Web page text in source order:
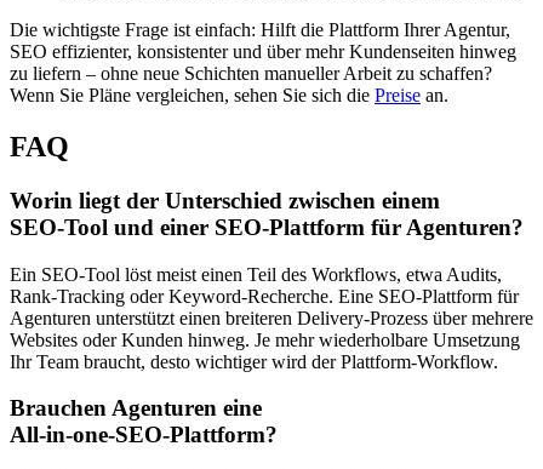
Die wichtigste Frage ist einfach: Hilft die Plattform Ihrer Agentur,
SEO effizienter, konsistenter und über mehr Kundenseiten hinweg
zu liefern – ohne neue Schichten manueller Arbeit zu schaffen?
Wenn Sie Pläne vergleichen, sehen Sie sich die Preise an.
FAQ
Worin liegt der Unterschied zwischen einem
SEO‑Tool und einer SEO‑Plattform für Agenturen?
Ein SEO‑Tool löst meist einen Teil des Workflows, etwa Audits,
Rank‑Tracking oder Keyword‑Recherche. Eine SEO‑Plattform für
Agenturen unterstützt einen breiteren Delivery‑Prozess über mehrere
Websites oder Kunden hinweg. Je mehr wiederholbare Umsetzung
Ihr Team braucht, desto wichtiger wird der Plattform‑Workflow.
Brauchen Agenturen eine
All‑in‑one‑SEO‑Plattform?